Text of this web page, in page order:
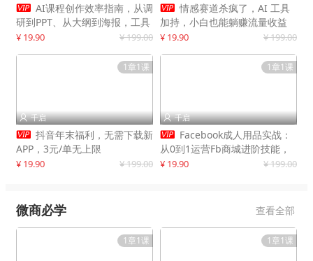
 AI课程创作效率指南，从调
研到PPT、从大纲到海报，工具
赋能，打造可持续变现产品线
¥ 19.90 ¥ 199.00
 情感赛道杀疯了，AI 工具
加持，小白也能躺赚流量收益
¥ 19.90 ¥ 199.00
1章1课
 千启
 抖音年末福利，无需下载新
APP，3元/单无上限
¥ 19.90 ¥ 199.00
1章1课
 千启
 Facebook成人用品实战：
从0到1运营Fb商城进阶技能，
快速提升订单转化与店铺收益
¥ 19.90 ¥ 199.00
微商必学 查看全部
1章1课 1章1课